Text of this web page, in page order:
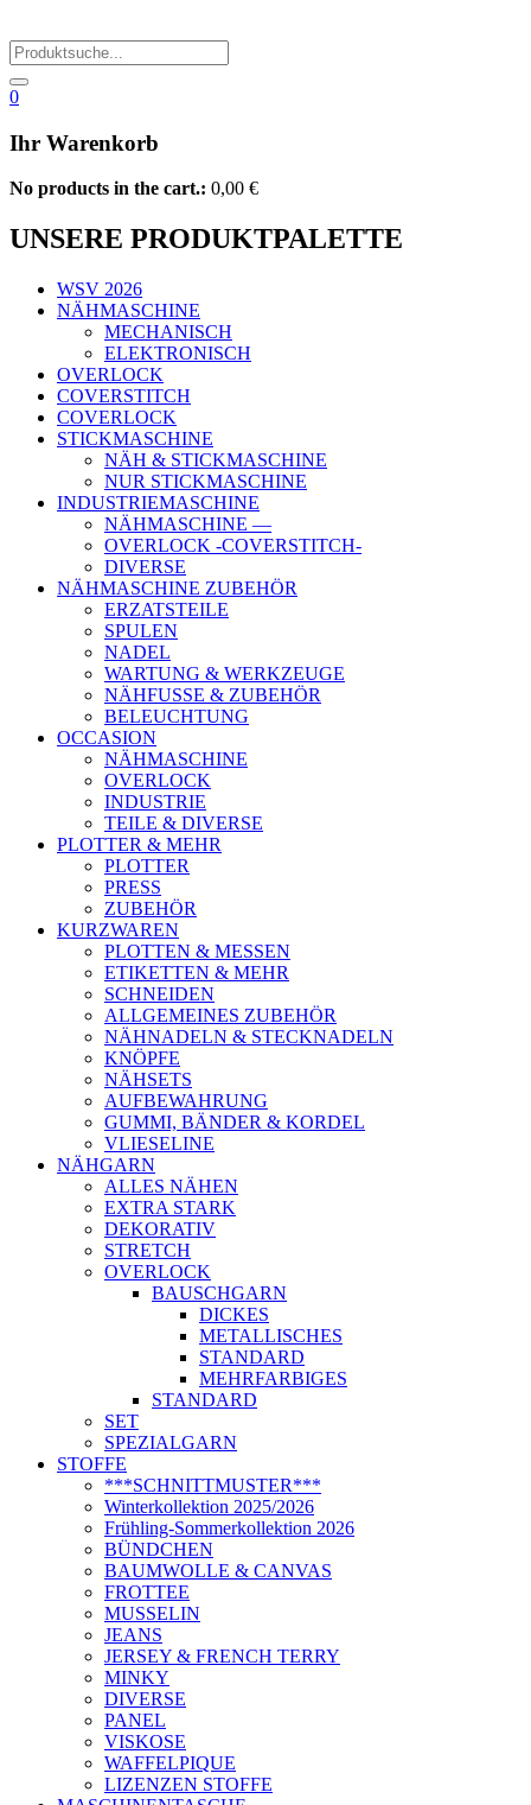
0
Ihr Warenkorb
No products in the cart.: 0,00 €
UNSERE PRODUKTPALETTE
WSV 2026
NÄHMASCHINE
MECHANISCH
ELEKTRONISCH
OVERLOCK
COVERSTITCH
COVERLOCK
STICKMASCHINE
NÄH & STICKMASCHINE
NUR STICKMASCHINE
INDUSTRIEMASCHINE
NÄHMASCHINE —
OVERLOCK -COVERSTITCH-
DIVERSE
NÄHMASCHINE ZUBEHÖR
ERZATSTEILE
SPULEN
NADEL
WARTUNG & WERKZEUGE
NÄHFUSSE & ZUBEHÖR
BELEUCHTUNG
OCCASION
NÄHMASCHINE
OVERLOCK
INDUSTRIE
TEILE & DIVERSE
PLOTTER & MEHR
PLOTTER
PRESS
ZUBEHÖR
KURZWAREN
PLOTTEN & MESSEN
ETIKETTEN & MEHR
SCHNEIDEN
ALLGEMEINES ZUBEHÖR
NÄHNADELN & STECKNADELN
KNÖPFE
NÄHSETS
AUFBEWAHRUNG
GUMMI, BÄNDER & KORDEL
VLIESELINE
NÄHGARN
ALLES NÄHEN
EXTRA STARK
DEKORATIV
STRETCH
OVERLOCK
BAUSCHGARN
DICKES
METALLISCHES
STANDARD
MEHRFARBIGES
STANDARD
SET
SPEZIALGARN
STOFFE
***SCHNITTMUSTER***
Winterkollektion 2025/2026
Frühling-Sommerkollektion 2026
BÜNDCHEN
BAUMWOLLE & CANVAS
FROTTEE
MUSSELIN
JEANS
JERSEY & FRENCH TERRY
MINKY
DIVERSE
PANEL
VISKOSE
WAFFELPIQUE
LIZENZEN STOFFE